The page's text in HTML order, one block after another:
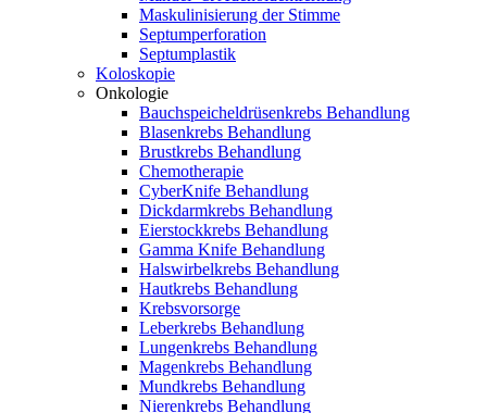
Maskulinisierung der Stimme
Septumperforation
Septumplastik
Koloskopie
Onkologie
Bauchspeicheldrüsenkrebs Behandlung
Blasenkrebs Behandlung
Brustkrebs Behandlung
Chemotherapie
CyberKnife Behandlung
Dickdarmkrebs Behandlung
Eierstockkrebs Behandlung
Gamma Knife Behandlung
Halswirbelkrebs Behandlung
Hautkrebs Behandlung
Krebsvorsorge
Leberkrebs Behandlung
Lungenkrebs Behandlung
Magenkrebs Behandlung
Mundkrebs Behandlung
Nierenkrebs Behandlung